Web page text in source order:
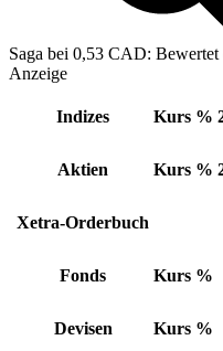
Saga bei 0,53 CAD:
Anzeige
Indizes Kurs %
Aktien Kurs %
Xetra-Orderbuch
Fonds Kurs %
Devisen Kurs %